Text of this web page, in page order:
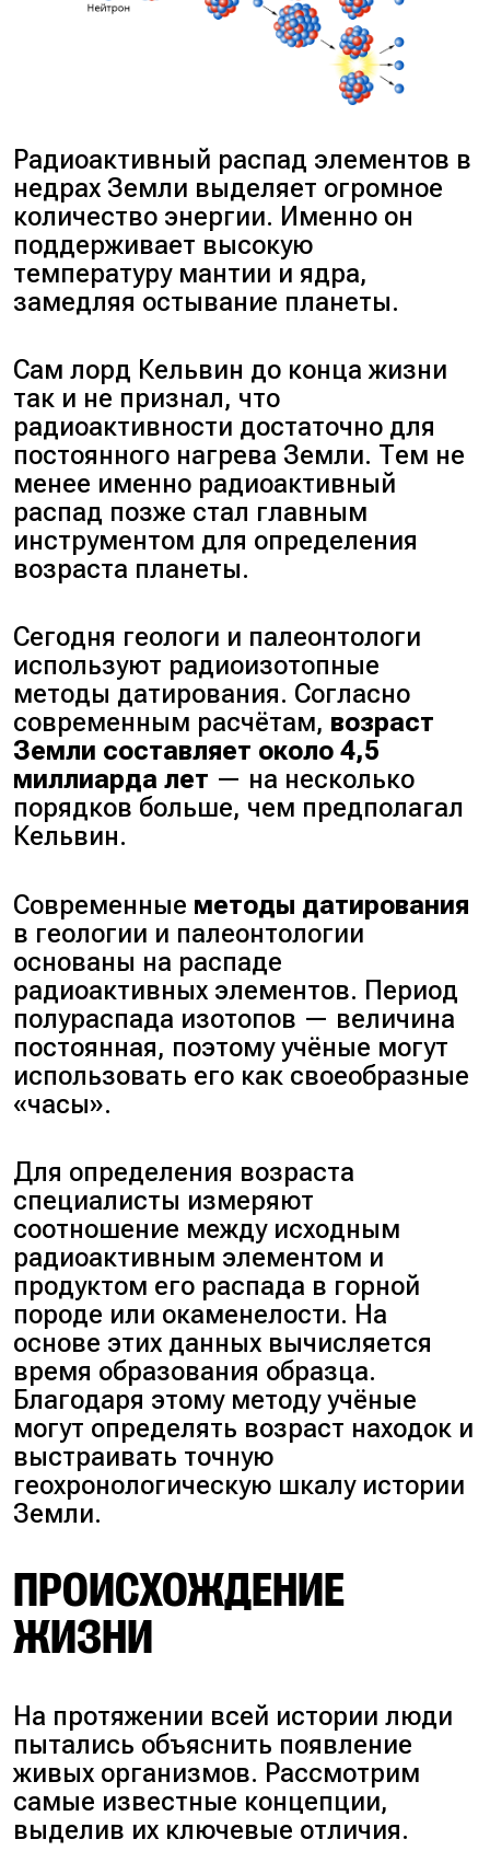
Радиоактивный распад элементов в
недрах Земли выделяет огромное
количество энергии. Именно он
поддерживает высокую
температуру мантии и ядра,
замедляя остывание планеты.
Сам лорд Кельвин до конца жизни
так и не признал, что
радиоактивности достаточно для
постоянного нагрева Земли. Тем не
менее именно радиоактивный
распад позже стал главным
инструментом для определения
возраста планеты.
Сегодня геологи и палеонтологи
используют радиоизотопные
методы датирования. Согласно
современным расчётам, возраст
Земли составляет около 4,5
миллиарда лет — на несколько
порядков больше, чем предполагал
Кельвин.
Современные методы датирования
в геологии и палеонтологии
основаны на распаде
радиоактивных элементов. Период
полураспада изотопов — величина
постоянная, поэтому учёные могут
использовать его как своеобразные
«часы».
Для определения возраста
специалисты измеряют
соотношение между исходным
радиоактивным элементом и
продуктом его распада в горной
породе или окаменелости. На
основе этих данных вычисляется
время образования образца.
Благодаря этому методу учёные
могут определять возраст находок и
выстраивать точную
геохронологическую шкалу истории
Земли.
ПРОИСХОЖДЕНИЕ
ЖИЗНИ
На протяжении всей истории люди
пытались объяснить появление
живых организмов. Рассмотрим
самые известные концепции,
выделив их ключевые отличия.